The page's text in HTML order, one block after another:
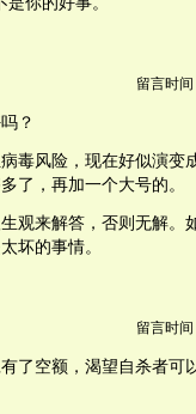
留言时间
？
毒风险，现在好似演变
了，再加一个大号的。
观来解答，否则无解。
坏的事情。
留言时间
了空额，渴望自杀者可